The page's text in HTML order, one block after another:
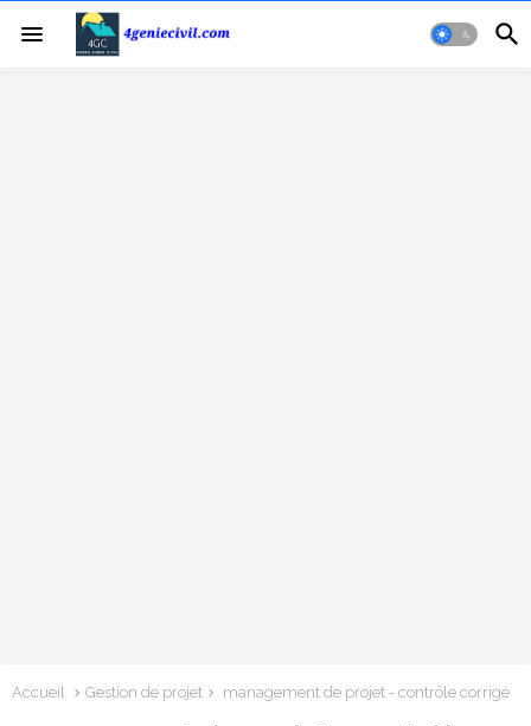
Accueil Gestion de projet management de projet - contrôle corrigé